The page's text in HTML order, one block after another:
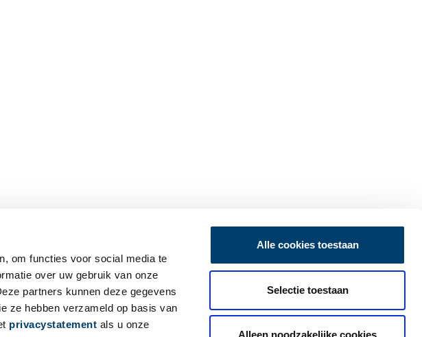
om functies voor social media te
over uw gebruik van onze
partners kunnen deze gegevens
ze hebben verzameld op basis van
privacystatement als u onze
Alle cookies toestaan
Selectie toestaan
Alleen noodzakelijke cookies